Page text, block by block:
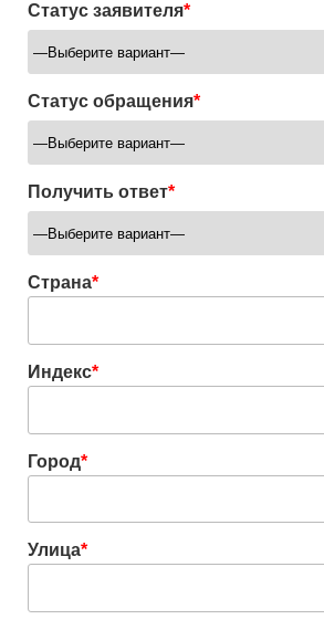
Статус заявителя*
Статус обращения*
Получить ответ*
Страна*
Индекс*
Город*
Улица*